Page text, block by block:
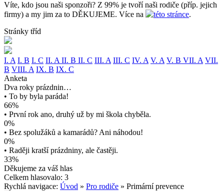
Víte, kdo jsou naši sponzoři? Z 99% je tvoří naši rodiče (příp. jejich
firmy) a my jim za to DĚKUJEME. Více na
této stránce.
Stránky tříd
I. A I. B I. C II. A II. B II. C III. A III. C IV. A V. A V. B VII. A VII.
B VIII. A IX. B IX. C
Anketa
Dva roky prázdnin…
• To by byla paráda!
66%
• První rok ano, druhý už by mi škola chyběla.
0%
• Bez spolužáků a kamarádů? Ani náhodou!
0%
• Raději kratší prázdniny, ale častěji.
33%
Děkujeme za váš hlas
Celkem hlasovalo: 3
Rychlá navigace: Úvod » Pro rodiče » Primární prevence